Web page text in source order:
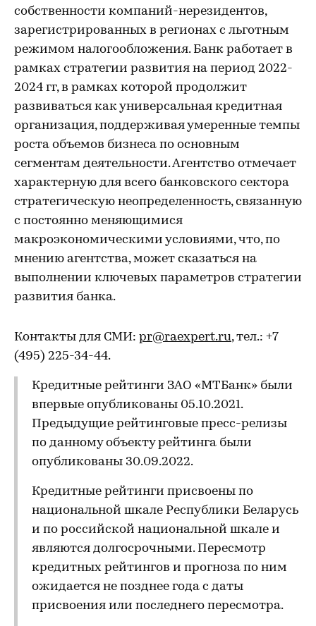
собственности компаний-нерезидентов,
зарегистрированных в регионах с льготным
режимом налогообложения. Банк работает в
рамках стратегии развития на период 2022-
2024 гг, в рамках которой продолжит
развиваться как универсальная кредитная
организация, поддерживая умеренные темпы
роста объемов бизнеса по основным
сегментам деятельности. Агентство отмечает
характерную для всего банковского сектора
стратегическую неопределенность, связанную
с постоянно меняющимися
макроэкономическими условиями, что, по
мнению агентства, может сказаться на
выполнении ключевых параметров стратегии
развития банка.
Контакты для СМИ: pr@raexpert.ru, тел.: +7
(495) 225-34-44.
Кредитные рейтинги ЗАО «МТБанк» были
впервые опубликованы 05.10.2021.
Предыдущие рейтинговые пресс-релизы
по данному объекту рейтинга были
опубликованы 30.09.2022.
Кредитные рейтинги присвоены по
национальной шкале Республики Беларусь
и по российской национальной шкале и
являются долгосрочными. Пересмотр
кредитных рейтингов и прогноза по ним
ожидается не позднее года с даты
присвоения или последнего пересмотра.